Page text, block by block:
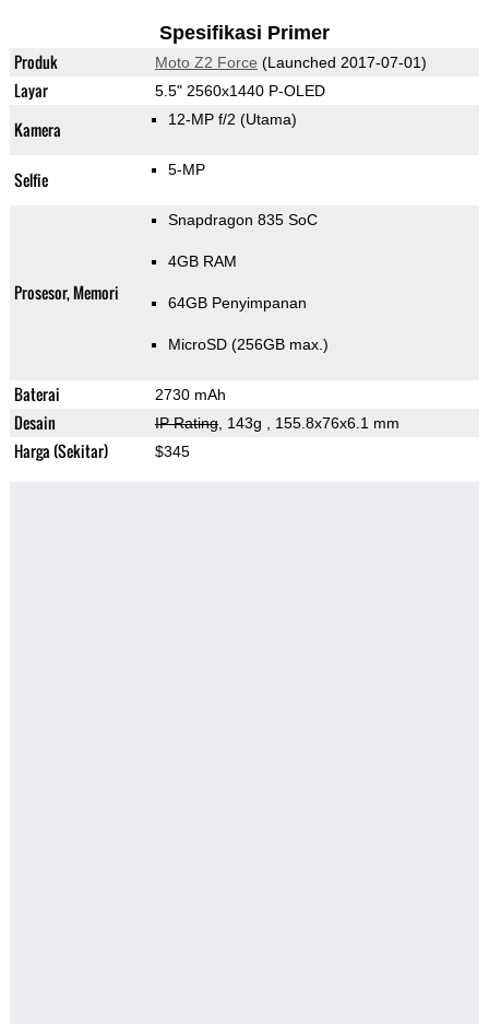
Spesifikasi Primer
Produk Moto Z2 Force (Launched 2017-07-01)
Layar 5.5" 2560x1440 P-OLED
Kamera 12-MP f/2 (Utama)
Selfie 5-MP
Prosesor, Memori
Snapdragon 835 SoC
4GB RAM
64GB Penyimpanan
MicroSD (256GB max.)
Baterai 2730 mAh
Desain IP Rating, 143g , 155.8x76x6.1 mm
Harga (Sekitar) $345